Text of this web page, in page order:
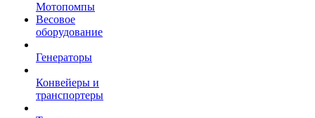
Мотопомпы
Весовое
оборудование
Генераторы
Конвейеры и
транспортеры